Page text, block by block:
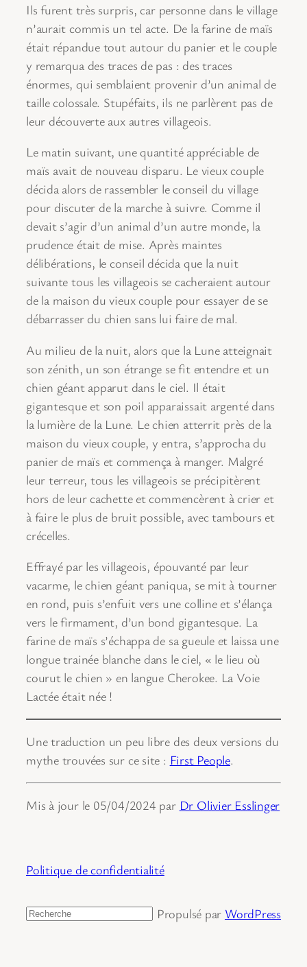
Ils furent très surpris, car personne dans le village
n’aurait commis un tel acte. De la farine de maïs
était répandue tout autour du panier et le couple
y remarqua des traces de pas : des traces
énormes, qui semblaient provenir d’un animal de
taille colossale. Stupéfaits, ils ne parlèrent pas de
leur découverte aux autres villageois.
Le matin suivant, une quantité appréciable de
maïs avait de nouveau disparu. Le vieux couple
décida alors de rassembler le conseil du village
pour discuter de la marche à suivre. Comme il
devait s’agir d’un animal d’un autre monde, la
prudence était de mise. Après maintes
délibérations, le conseil décida que la nuit
suivante tous les villageois se cacheraient autour
de la maison du vieux couple pour essayer de se
débarrasser du chien sans lui faire de mal.
Au milieu de la nuit, alors que la Lune atteignait
son zénith, un son étrange se fit entendre et un
chien géant apparut dans le ciel. Il était
gigantesque et son poil apparaissait argenté dans
la lumière de la Lune. Le chien atterrit près de la
maison du vieux couple, y entra, s’approcha du
panier de maïs et commença à manger. Malgré
leur terreur, tous les villageois se précipitèrent
hors de leur cachette et commencèrent à crier et
à faire le plus de bruit possible, avec tambours et
crécelles.
Effrayé par les villageois, épouvanté par leur
vacarme, le chien géant paniqua, se mit à tourner
en rond, puis s’enfuit vers une colline et s’élança
vers le firmament, d’un bond gigantesque. La
farine de maïs s’échappa de sa gueule et laissa une
longue trainée blanche dans le ciel, « le lieu où
courut le chien » en langue Cherokee. La Voie
Lactée était née !
Une traduction un peu libre des deux versions du
mythe trouvées sur ce site : First People.
Mis à jour le 05/04/2024 par Dr Olivier Esslinger
Politique de confidentialité
Rechercher Propulsé par WordPress